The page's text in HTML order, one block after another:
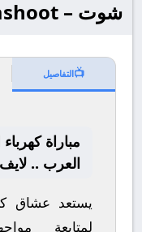
شوت – yallashoot
📺التفاصيل
مباراة
العرب ..
يستعد عشاق
لمتابعة